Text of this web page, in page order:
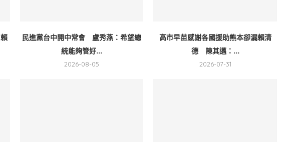
民進黨台中開中常會 盧秀燕：希望總
統能夠管好...
2026-08-05
高市早苗感謝各國援助熊本卻漏賴清
德 陳其邁：...
2026-07-31